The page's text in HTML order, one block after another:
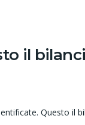
il
Questo il